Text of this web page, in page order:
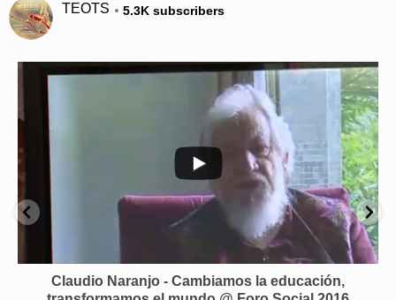
TEOTS 5.3K subscribers
...
1
Entrevista con Claudio Naranjo, psiquiatra chileno
TEOTS March 16, 2022 1:06 pm